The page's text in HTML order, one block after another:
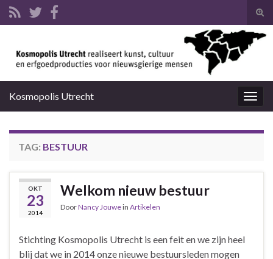
Kosmopolis Utrecht
TAG: BESTUUR
OKT
23
2014
Welkom nieuw bestuur
DoorNancy Jouwein Artikelen
Stichting Kosmopolis Utrecht is een feit en we zijn heel
blij dat we in 2014 onze nieuwe bestuursleden mogen